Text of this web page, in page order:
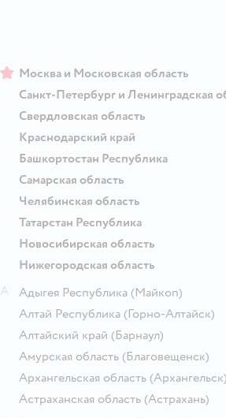
Москва и Московская область
Санкт-Петербург и Ленинградская
Свердловская область
Краснодарский край
Башкортостан Республика
Самарская область
Челябинская область
Татарстан Республика
Новосибирская область
Нижегородская область
Адыгея Республика (Майкоп)
Алтай Республика (Горно-Алтайск)
Алтайский край (Барнаул)
Амурская область (Благовещенск)
Архангельская область (Архангельск)
Астраханская область (Астрахань)